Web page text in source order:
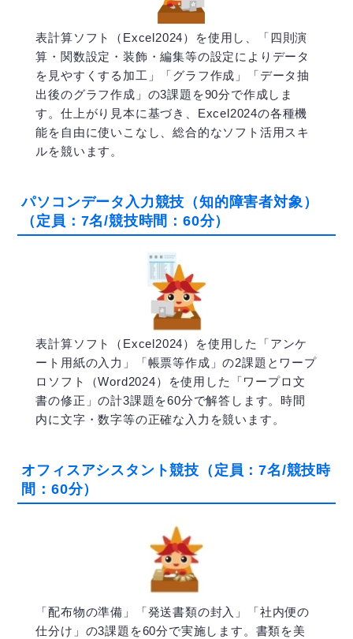
表計算ソフト（Excel2024）を使用し、「四則演
算・関数設定・装飾・編集等の設定によりデータ
を見やすくする加工」「グラフ作成」「データ抽
出後のグラフ作成」の3課題を90分で作成しま
す。仕上がり見本に基づき、Excel2024の各種機
能を自由に使いこなし、総合的なソフト活用スキ
ルを競います。
パソコンデータ入力競技（知的障害者対象）
（定員：7名/競技時間：60分）
表計算ソフト（Excel2024）を使用した「アンケ
ート用紙の入力」「帳票等作成」の2課題とワープ
ロソフト（Word2024）を使用した「ワープロ文
書の修正」の計3課題を60分で解答します。時間
内に文字・数字等の正確な入力を競います。
オフィスアシスタント競技（定員：7名/競技時
間：60分）
「配布物の準備」「発送書類の封入」「社内便の
仕分け」の3課題を60分で実施します。書類を美